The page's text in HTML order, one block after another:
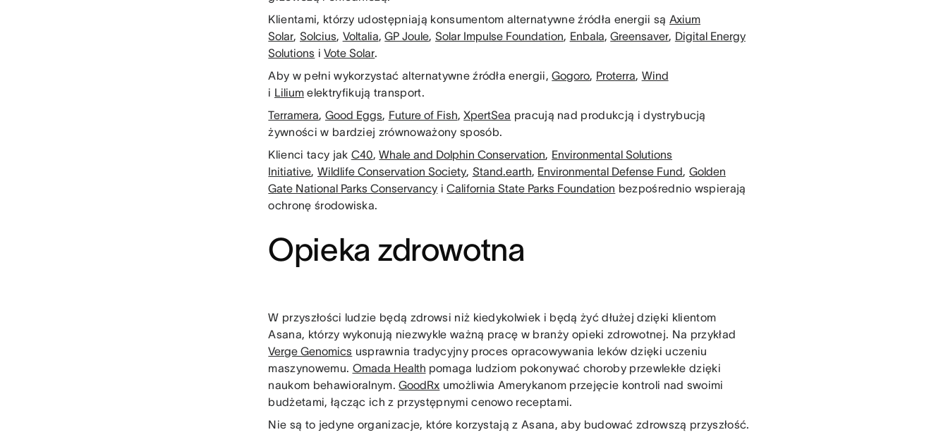
Klientami, którzy udostępniają konsumentom alternatywne źródła energii sąAxium
Solar, Solcius, Voltalia,GP Joule, Solar Impulse Foundation, Enbala,Greensaver, Digital Energy
Solutions iVote Solar.
Aby w pełni wykorzystać alternatywne źródła energii,Gogoro, Proterra, Wind
i Lilium elektryfikują transport.
Terramera, Good Eggs, Future of Fish,XpertSea pracują nad produkcją i dystrybucją
żywności w bardziej zrównoważony sposób.
Klienci tacy jak C40,Whale and Dolphin Conservation, Environmental Solutions
Initiative, Wildlife Conservation Society, Stand.earth, Environmental Defense Fund, Golden
Gate National Parks Conservancy iCalifornia State Parks Foundation bezpośrednio wspierają
ochronę środowiska.
Opieka zdrowotna
W przyszłości ludzie będą zdrowsi niż kiedykolwiek i będą żyć dłużej dzięki klientom
Asana, którzy wykonują niezwykle ważną pracę w branży opieki zdrowotnej. Na przykład
Verge Genomics usprawnia tradycyjny proces opracowywania leków dzięki uczeniu
maszynowemu. Omada Health pomaga ludziom pokonywać choroby przewlekłe dzięki
naukom behawioralnym.GoodRx umożliwia Amerykanom przejęcie kontroli nad swoimi
budżetami, łącząc ich z przystępnymi cenowo receptami.
Nie są to jedyne organizacje, które korzystają z Asana, aby budować zdrowszą przyszłość.